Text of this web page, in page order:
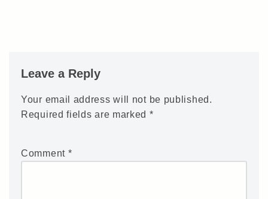
Leave a Reply
Your email address will not be published.
Required fields are marked *
Comment *